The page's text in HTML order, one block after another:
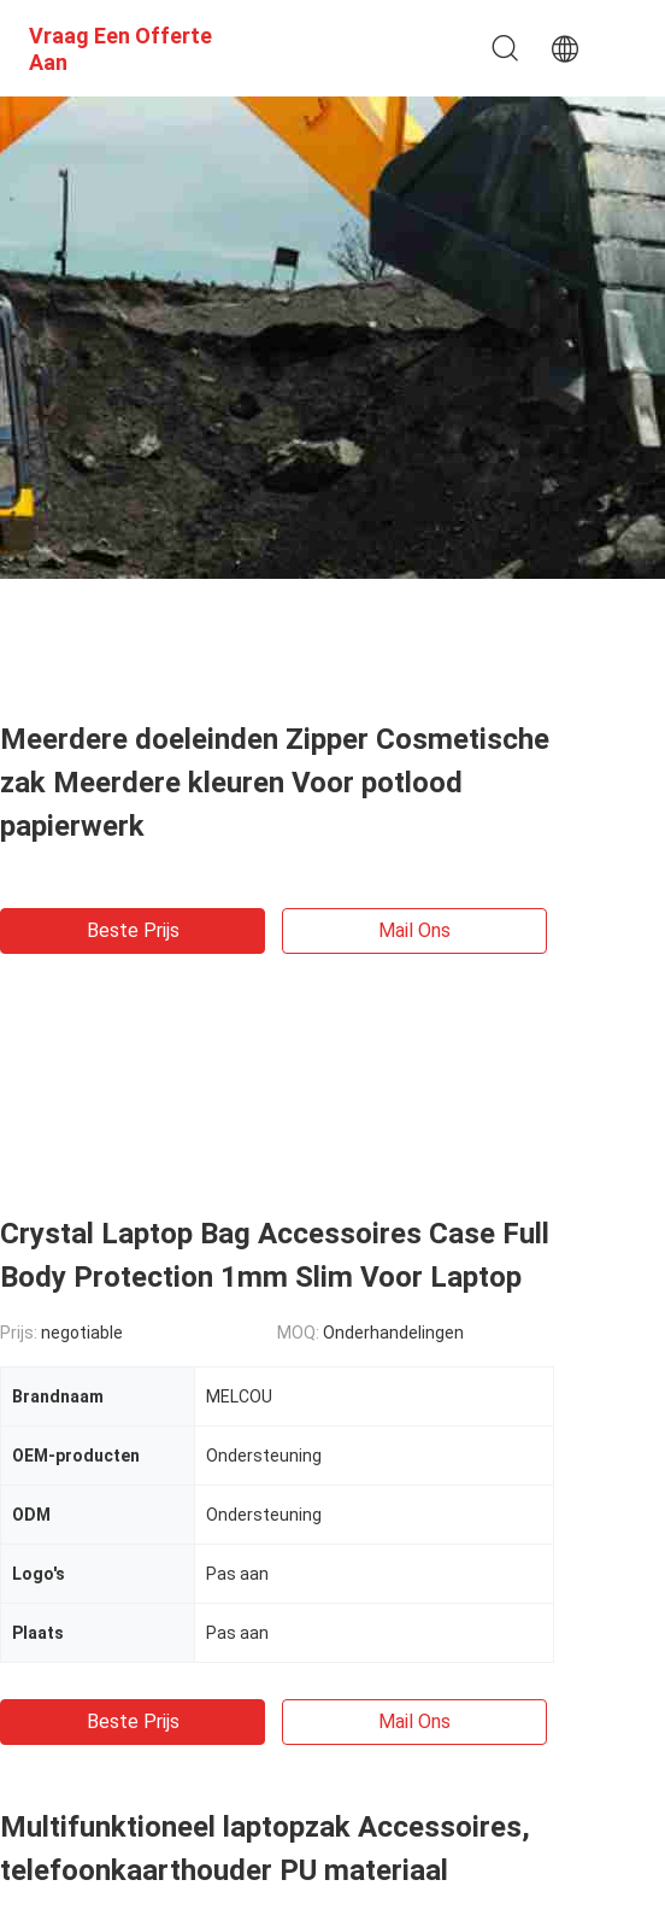
Vraag Een Offerte
Aan
Meerdere doeleinden Zipper Cosmetische
zak Meerdere kleuren Voor potlood
papierwerk
Beste Prijs Mail Ons
Crystal Laptop Bag Accessoires Case Full
Body Protection 1mm Slim Voor Laptop
Prijs: negotiable MOQ: Onderhandelingen
Brandnaam MELCOU
OEM-producten Ondersteuning
ODM Ondersteuning
Logo's Pas aan
Plaats Pas aan
Beste Prijs Mail Ons
Multifunktioneel laptopzak Accessoires,
telefoonkaarthouder PU materiaal